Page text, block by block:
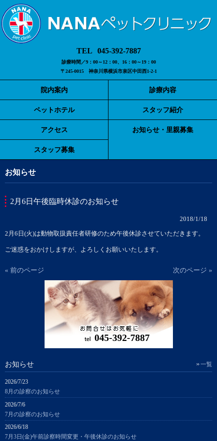
045-392-7887
診療時間／9：00～12：00、16：00～19：00
〒245-0015 神奈川県横浜市泉区中田西1-2-1
院内案内 診療内容
ペットホテル スタッフ紹介
アクセス お知らせ・里親募集
スタッフ募集
お知らせ
2月6日午後臨時休診のお知らせ
2018/1/18
2月6日(火)は動物取扱責任者研修のため午後休診させていただきます。
ご迷惑をおかけしますが、よろしくお願いいたします。
« 前のページ 次のページ »
045-392-7887
お知らせ 一覧
2026/7/23
8月の診察のお知らせ
2026/7/6
7月の診察のお知らせ
2026/6/18
7月3日(金)午前診察時間変更・午後休診のお知らせ